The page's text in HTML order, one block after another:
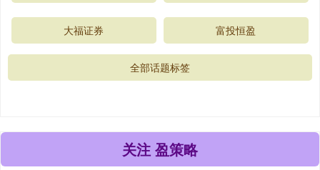
大福证券 富投恒盈
全部话题标签
关注 盈策略